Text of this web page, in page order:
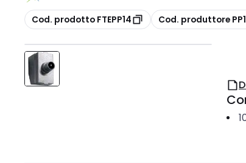
copia
Cod. prodotto FTEPP14 copia
Cod. produttore